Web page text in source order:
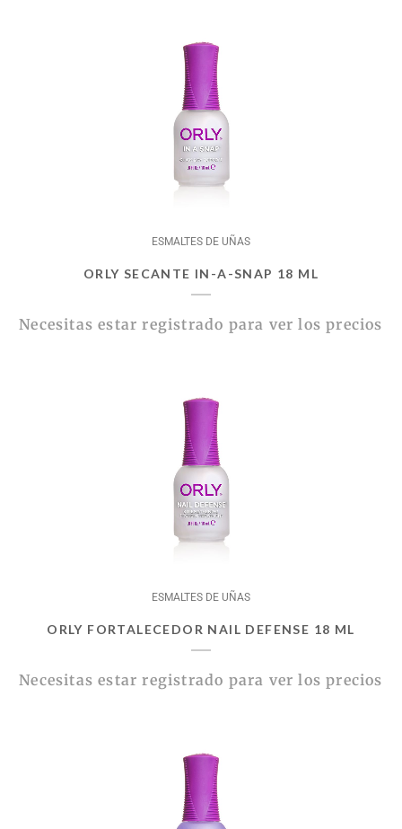
ESMALTES DE UÑAS
ORLY SECANTE IN-A-SNAP 18 ML
Necesitas estar registrado para ver los precios
ESMALTES DE UÑAS
ORLY FORTALECEDOR NAIL DEFENSE 18 ML
Necesitas estar registrado para ver los precios